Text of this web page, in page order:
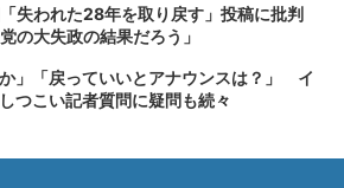
失われた28年を取り戻す」投稿に批判
の大失政の結果だろう」
か」「戻っていいとアナウンスは？」 イ
つこい記者質問に疑問も続々